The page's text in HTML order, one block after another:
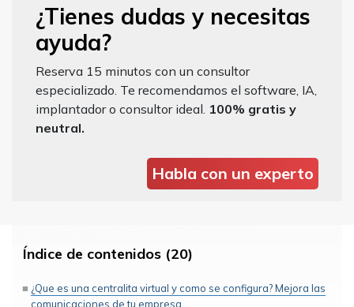
¿Tienes dudas y necesitas
ayuda?
Reserva 15 minutos con un consultor
especializado. Te recomendamos el software, IA,
implantador o consultor ideal. 100% gratis y
neutral.
Habla con un experto
Índice de contenidos (20)
¿Que es una centralita virtual y como se configura? Mejora las
comunicaciones de tu empresa